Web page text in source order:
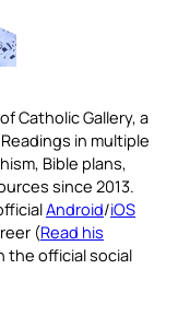
Catholic Gallery, a
in multiple
Bible plans,
since 2013.
Android/iOS
(Read his
the official social